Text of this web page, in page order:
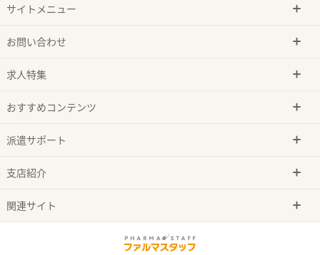
サイトメニュー
お問い合わせ
求人特集
おすすめコンテンツ
派遣サポート
支店紹介
関連サイト